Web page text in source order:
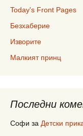
Today's Front Pages
Безхаберие
Изворите
Малкият принц
Последни
Софи за Детски